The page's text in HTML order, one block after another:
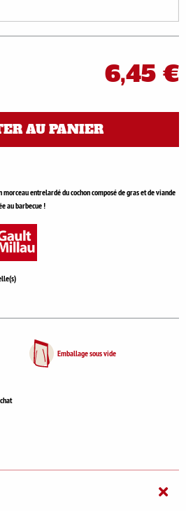
6,45 €
AU PANIER
entrelardé du cochon composé de gras et de viande
au barbecue !
Emballage sous vide